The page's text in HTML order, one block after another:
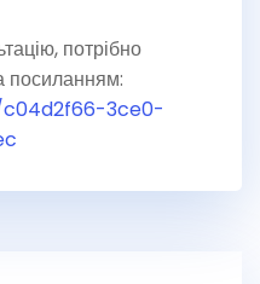
потрібно
посиланням:
3ce0-